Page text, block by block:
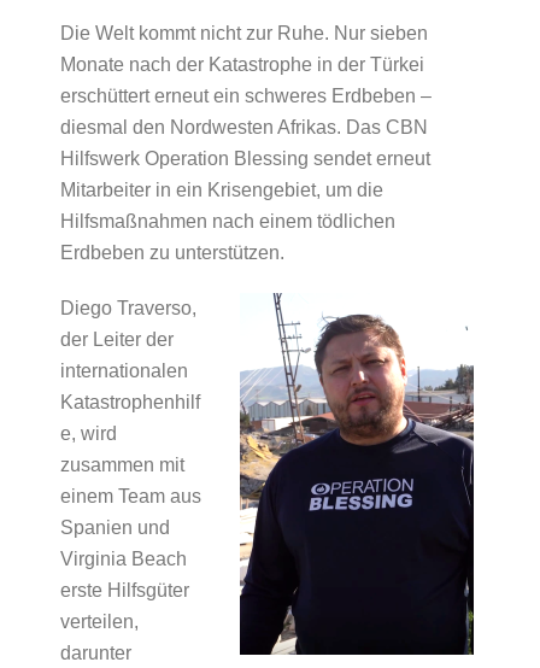
Die Welt kommt nicht zur Ruhe. Nur sieben
Monate nach der Katastrophe in der Türkei
erschüttert erneut ein schweres Erdbeben –
diesmal den Nordwesten Afrikas. Das CBN
Hilfswerk Operation Blessing sendet erneut
Mitarbeiter in ein Krisengebiet, um die
Hilfsmaßnahmen nach einem tödlichen
Erdbeben zu unterstützen.
Diego Traverso,
der Leiter der
internationalen
Katastrophenhilf
e, wird
zusammen mit
einem Team aus
Spanien und
Virginia Beach
erste Hilfsgüter
verteilen,
darunter